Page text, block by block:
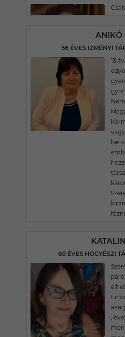
ANIKÓ
56 ÉVES IZMÉNYI
13
KATALIN
60 ÉVES HŐGYÉSZI